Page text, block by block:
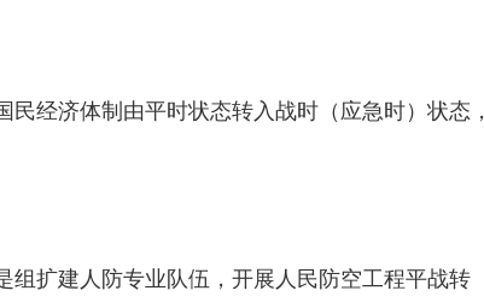
经济体制由平时状态转入战时（应急时）状态，
扩建人防专业队伍，开展人民防空工程平战转